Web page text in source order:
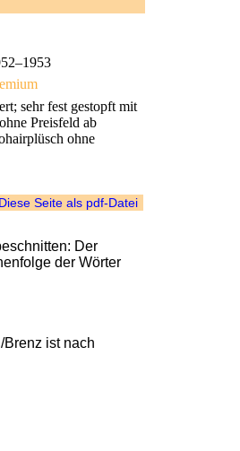
sehr fest gestopft mit
Preisfeld ab
ohne
Der
der Wörter
ist nach